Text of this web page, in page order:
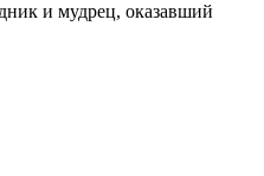
и мудрец, оказавший